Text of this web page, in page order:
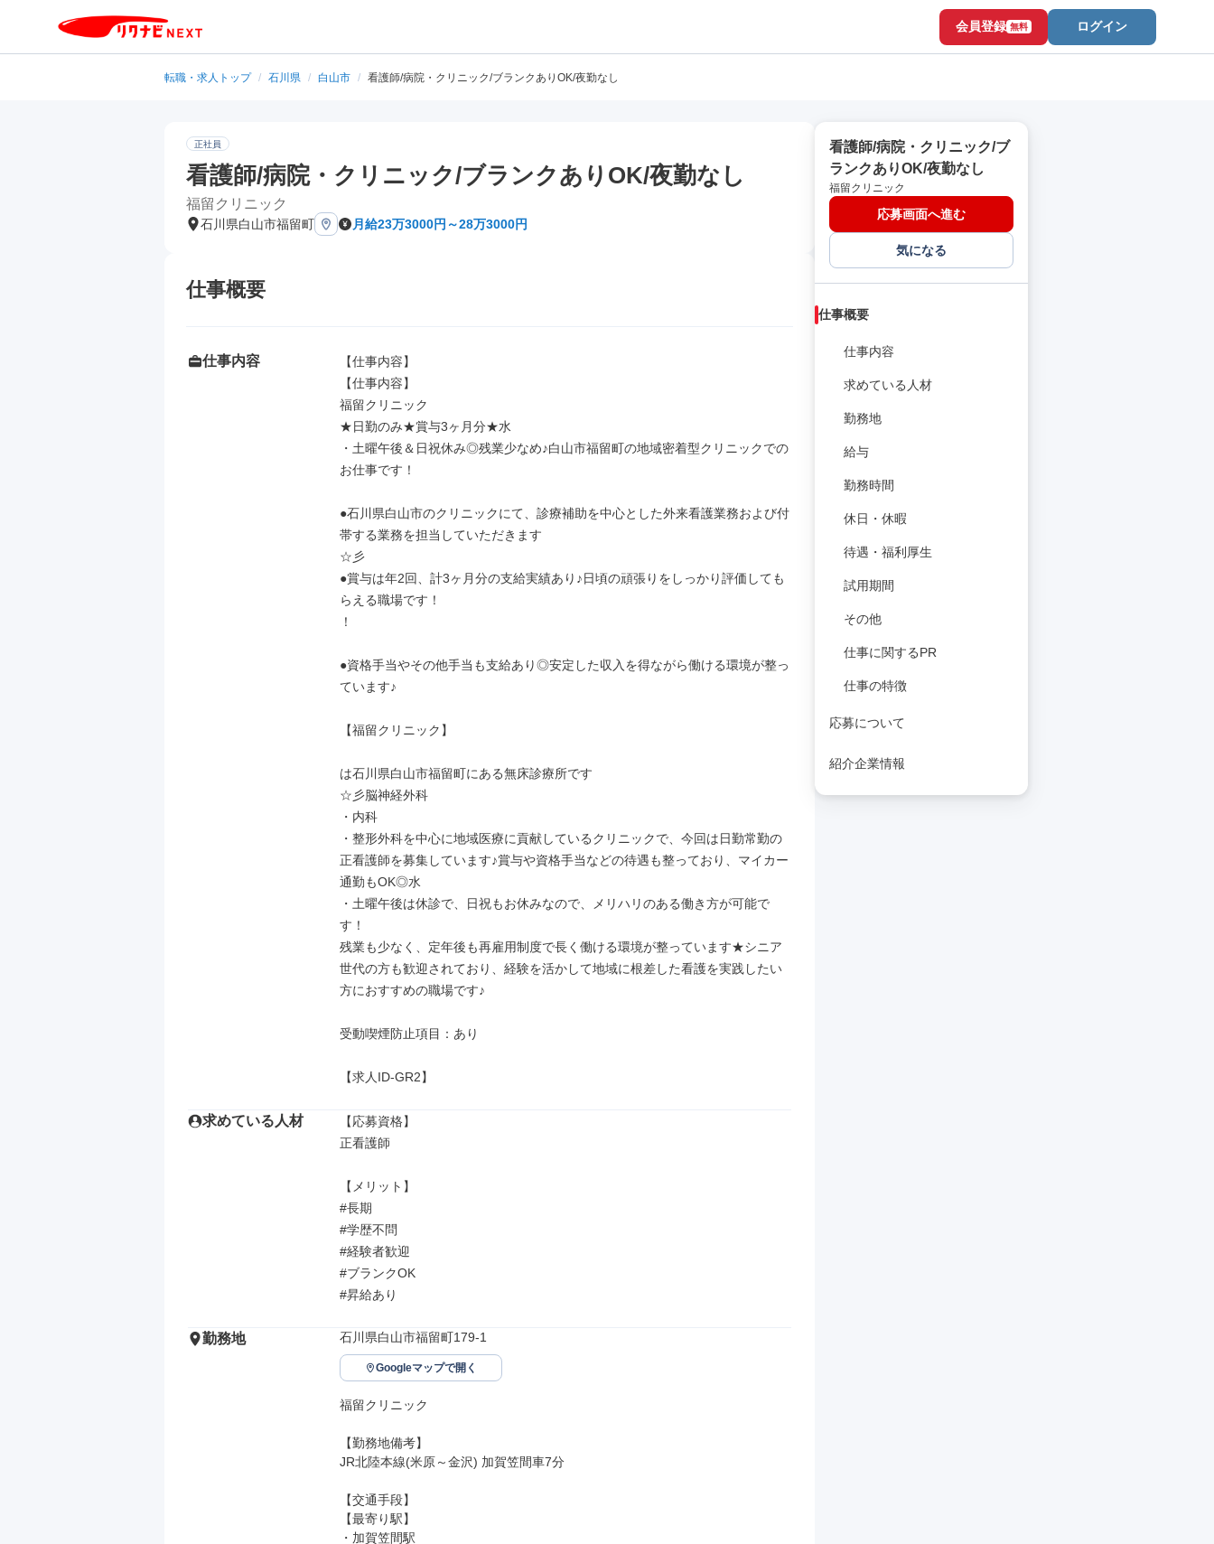
会員登録 無料 ログイン
転職・求人トップ / 石川県 / 白山市 / 看護師/病院・クリニック/ブランクありOK/夜勤なし
正社員
看護師/病院・クリニック/ブランクありOK/夜勤なし
福留クリニック
石川県白山市福留町 月給23万3000円～28万3000円
仕事概要
仕事内容
【仕事内容】
【仕事内容】
福留クリニック
★日勤のみ★賞与3ヶ月分★水
・土曜午後＆日祝休み◎残業少なめ♪白山市福留町の地域密着型クリニックでの
お仕事です！
●石川県白山市のクリニックにて、診療補助を中心とした外来看護業務および付
帯する業務を担当していただきます
☆彡
●賞与は年2回、計3ヶ月分の支給実績あり♪日頃の頑張りをしっかり評価しても
らえる職場です！
！
●資格手当やその他手当も支給あり◎安定した収入を得ながら働ける環境が整っ
ています♪
【福留クリニック】
は石川県白山市福留町にある無床診療所です
☆彡脳神経外科
・内科
・整形外科を中心に地域医療に貢献しているクリニックで、今回は日勤常勤の
正看護師を募集しています♪賞与や資格手当などの待遇も整っており、マイカー
通勤もOK◎水
・土曜午後は休診で、日祝もお休みなので、メリハリのある働き方が可能で
す！
残業も少なく、定年後も再雇用制度で長く働ける環境が整っています★シニア
世代の方も歓迎されており、経験を活かして地域に根差した看護を実践したい
方におすすめの職場です♪
受動喫煙防止項目：あり
【求人ID-GR2】
求めている人材
【応募資格】
正看護師
【メリット】
#長期
#学歴不問
#経験者歓迎
#ブランクOK
#昇給あり
勤務地 石川県白山市福留町179-1
Googleマップで開く
福留クリニック
【勤務地備考】
JR北陸本線(米原～金沢) 加賀笠間車7分
【交通手段】
【最寄り駅】
・加賀笠間駅
看護師/病院・クリニック/ブ
ランクありOK/夜勤なし
福留クリニック
応募画面へ進む
気になる
仕事概要
仕事内容
求めている人材
勤務地
給与
勤務時間
休日・休暇
待遇・福利厚生
試用期間
その他
仕事に関するPR
仕事の特徴
応募について
紹介企業情報